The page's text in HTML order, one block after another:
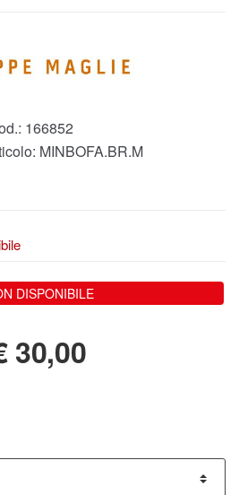
166852
MINBOFA.BR.M
DISPONIBILE
30,00